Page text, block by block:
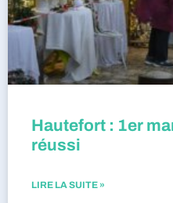
Hautefort : 1er
réussi
LIRE LA SUITE »